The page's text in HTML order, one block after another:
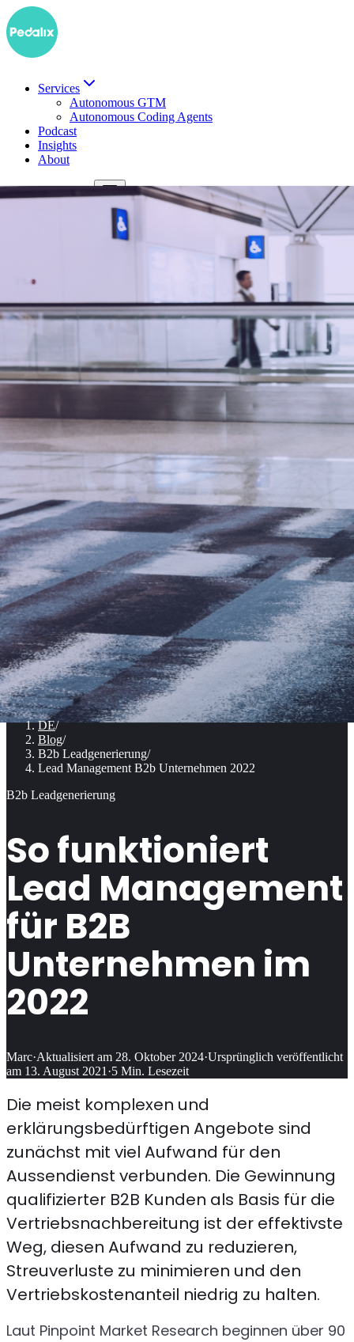
Services
Autonomous GTM
Autonomous Coding Agents
Podcast
Insights
About
ENDemo buchen
DE/
Blog/
B2b Leadgenerierung/
Lead Management B2b Unternehmen 2022
B2b Leadgenerierung
So funktioniert
Lead Management
für B2B
Unternehmen im
2022
Marc·Aktualisiert am 28. Oktober 2024·Ursprünglich veröffentlicht
am 13. August 2021 ·5 Min. Lesezeit
Die meist komplexen und
erklärungsbedürftigen Angebote sind
zunächst mit viel Aufwand für den
Aussendienst verbunden. Die Gewinnung
qualifizierter B2B Kunden als Basis für die
Vertriebsnachbereitung ist der effektivste
Weg, diesen Aufwand zu reduzieren,
Streuverluste zu minimieren und den
Vertriebskostenanteil niedrig zu halten.
Laut Pinpoint Market Research beginnen über 90